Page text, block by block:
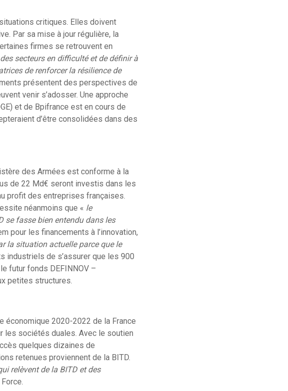
critiques. Elles doivent
Par sa mise à jour régulière, la
firmes se retrouvent en
secteurs en difficulté et de définir à
de renforcer la résilience de
présentent des perspectives de
venir s’adosser. Une approche
et de Bpifrance est en cours de
d’être consolidées dans des
des Armées est conforme à la
de 22 Md€ seront investis dans les
profit des entreprises françaises.
néanmoins que « le
se fasse bien entendu dans les
pour les financements à l’innovation,
la situation actuelle parce que le
industriels de s’assurer que les 900
futur fonds DEFINNOV –
petites structures.
économique 2020-2022 de la France
les sociétés duales. Avec le soutien
quelques dizaines de
retenues proviennent de la BITD.
relèvent de la BITD et des